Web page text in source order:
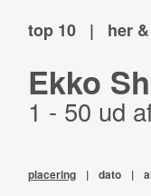
top 10 | her
Ekko
1 - 50 ud
placering | dato |